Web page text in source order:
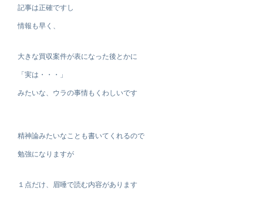
記事は正確ですし
情報も早く、
大きな買収案件が表になった後とかに
「実は・・・」
みたいな、ウラの事情もくわしいです
精神論みたいなことも書いてくれるので
勉強になりますが
１点だけ、眉唾で読む内容があります